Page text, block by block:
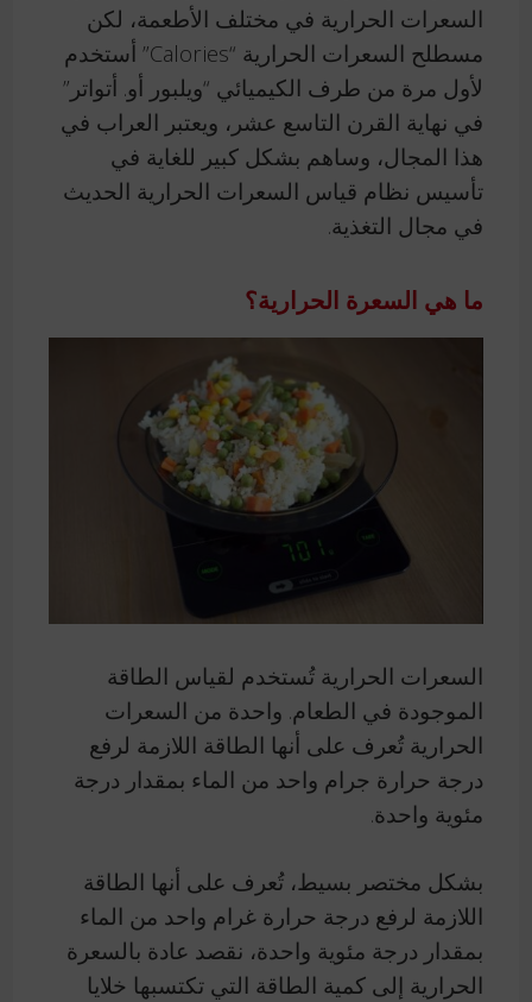
السعرات الحرارية في مختلف الأطعمة، لكن
مسطلح السعرات الحرارية “Calories” أستخدم
لأول مرة من طرف الكيميائي “ويلبور أو. أتواتر”
في نهاية القرن التاسع عشر، ويعتبر العراب في
هذا المجال، وساهم بشكل كبير للغاية في
تأسيس نظام قياس السعرات الحرارية الحديث
في مجال التغذية.
ما هي السعرة الحرارية؟
السعرات الحرارية تُستخدم لقياس الطاقة
الموجودة في الطعام. واحدة من السعرات
الحرارية تُعرف على أنها الطاقة اللازمة لرفع
درجة حرارة جرام واحد من الماء بمقدار درجة
مئوية واحدة.
بشكل مختصر بسيط، تُعرف على أنها الطاقة
اللازمة لرفع درجة حرارة غرام واحد من الماء
بمقدار درجة مئوية واحدة، نقصد عادة بالسعرة
الحرارية إلى كمية الطاقة التي تكتسبها خلايا